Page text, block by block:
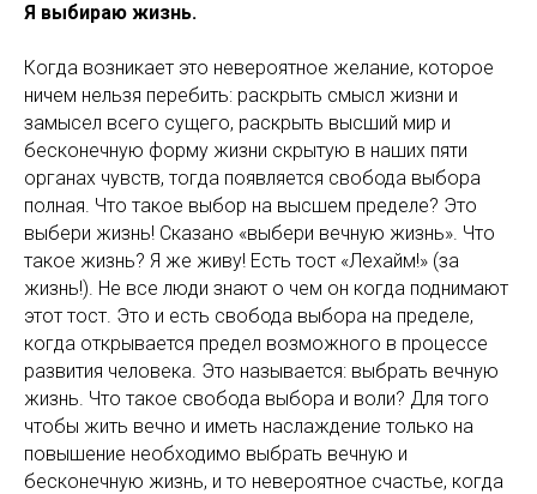
Я выбираю жизнь.
Когда возникает это невероятное желание, которое
ничем нельзя перебить: раскрыть смысл жизни и
замысел всего сущего, раскрыть высший мир и
бесконечную форму жизни скрытую в наших пяти
органах чувств, тогда появляется свобода выбора
полная. Что такое выбор на высшем пределе? Это
выбери жизнь! Сказано «выбери вечную жизнь». Что
такое жизнь? Я же живу! Есть тост «Лехайм!» (за
жизнь!). Не все люди знают о чем он когда поднимают
этот тост. Это и есть свобода выбора на пределе,
когда открывается предел возможного в процессе
развития человека. Это называется: выбрать вечную
жизнь. Что такое свобода выбора и воли? Для того
чтобы жить вечно и иметь наслаждение только на
повышение необходимо выбрать вечную и
бесконечную жизнь, и то невероятное счастье, когда